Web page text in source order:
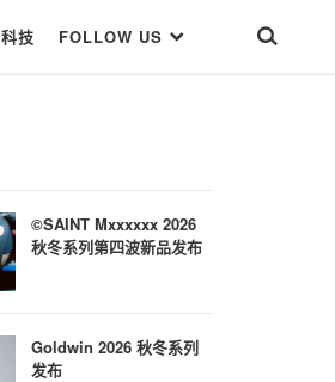
科技 FOLLOW US
©SAINT Mxxxxxx 2026
秋冬系列第四波新品发布
Goldwin 2026 秋冬系列
发布